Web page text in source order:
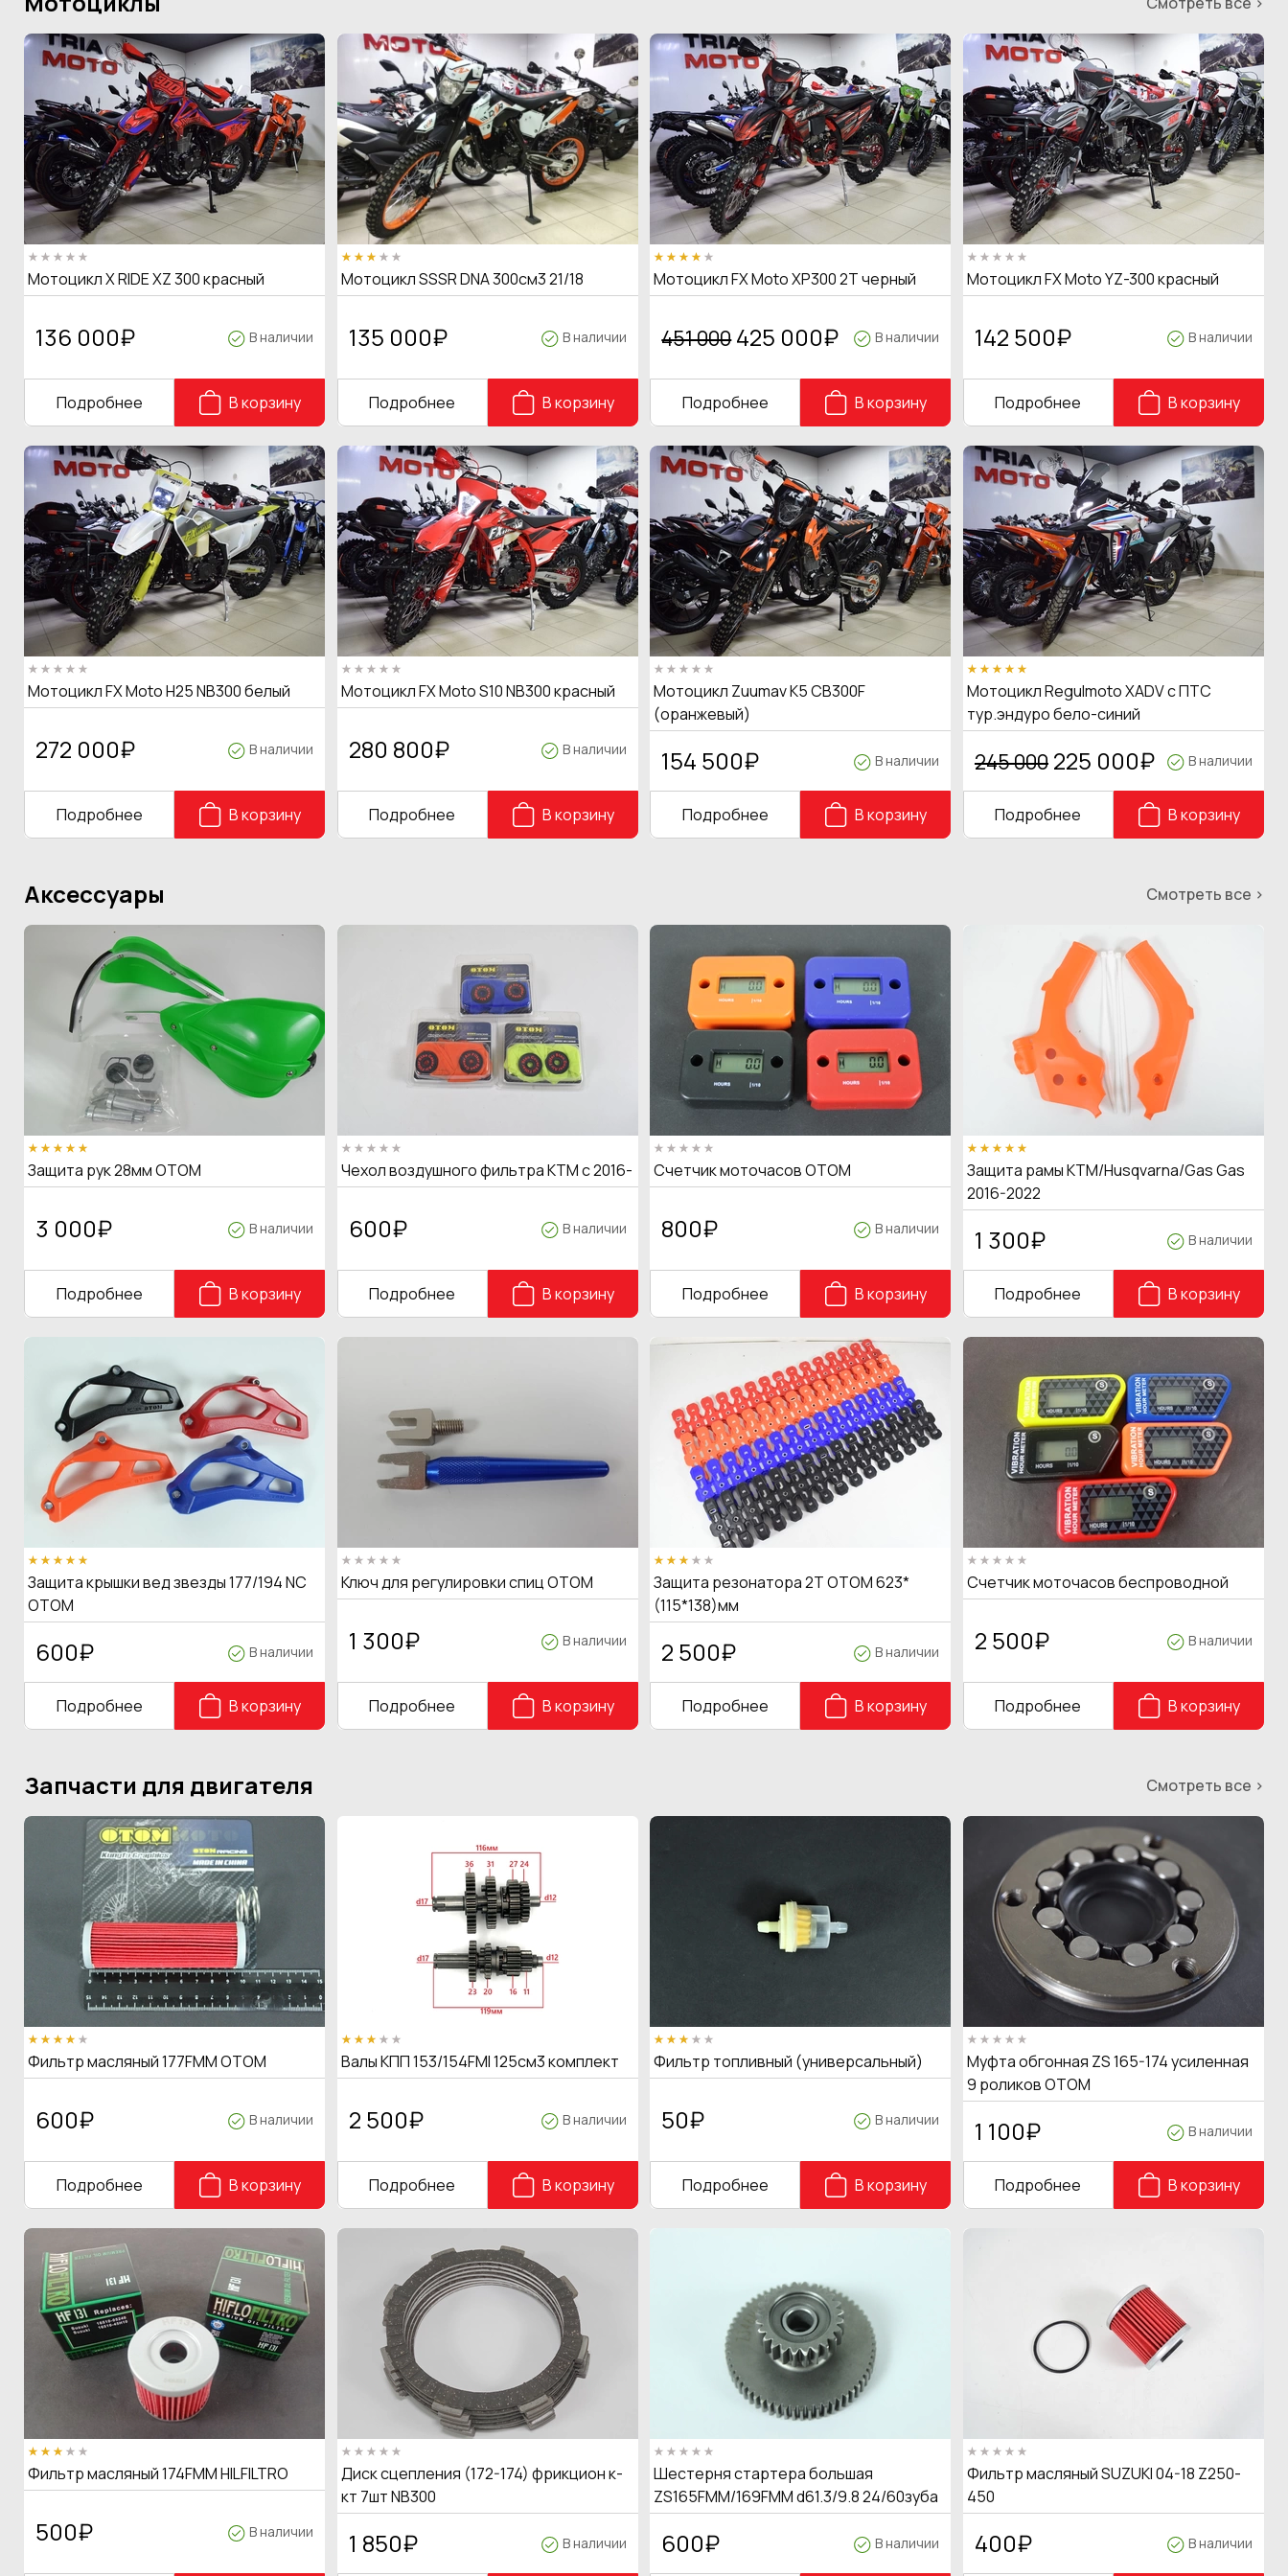
Мотоцикл X RIDE XZ 300 красный
136 000₽ В наличии
Подробнее В корзину
Мотоцикл SSSR DNA 300см3 21/18
135 000₽ В наличии
Подробнее В корзину
Мотоцикл FX Moto XP300 2T черный
451 000 425 000₽ В наличии
Подробнее В корзину
Мотоцикл FX Moto YZ-300 красный
142 500₽ В наличии
Подробнее В корзину
Мотоцикл FX Moto H25 NB300 белый
272 000₽ В наличии
Подробнее В корзину
Мотоцикл FX Moto S10 NB300 красный
280 800₽ В наличии
Подробнее В корзину
Мотоцикл Zuumav K5 CB300F
(оранжевый)
154 500₽ В наличии
Подробнее В корзину
Мотоцикл Regulmoto XADV с ПТС
тур.эндуро бело-синий
245 000 225 000₽ В наличии
Подробнее В корзину
Аксессуары Смотреть все >
Защита рук 28мм OTOM
3 000₽ В наличии
Подробнее В корзину
Чехол воздушного фильтра KTM с 2016-
600₽ В наличии
Подробнее В корзину
Счетчик моточасов OTOM
800₽ В наличии
Подробнее В корзину
Защита рамы KTM/Husqvarna/Gas Gas
2016-2022
1 300₽ В наличии
Подробнее В корзину
Защита крышки вед звезды 177/194 NC
OTOM
600₽ В наличии
Подробнее В корзину
Ключ для регулировки спиц OTOM
1 300₽ В наличии
Подробнее В корзину
Защита резонатора 2Т OTOM 623*
(115*138)мм
2 500₽ В наличии
Подробнее В корзину
Счетчик моточасов беспроводной
2 500₽ В наличии
Подробнее В корзину
Запчасти для двигателя Смотреть все >
Фильтр масляный 177FMM OTOM
600₽ В наличии
Подробнее В корзину
Валы КПП 153/154FMI 125см3 комплект
2 500₽ В наличии
Подробнее В корзину
Фильтр топливный (универсальный)
50₽ В наличии
Подробнее В корзину
Муфта обгонная ZS 165-174 усиленная
9 роликов OTOM
1 100₽ В наличии
Подробнее В корзину
Фильтр масляный 174FMM HILFILTRO
500₽ В наличии
Диск сцепления (172-174) фрикцион к-
кт 7шт NB300
1 850₽ В наличии
Шестерня стартера большая
ZS165FMM/169FMM d61.3/9.8 24/60зуба
600₽ В наличии
Фильтр масляный SUZUKI 04-18 Z250-
450
400₽ В наличии